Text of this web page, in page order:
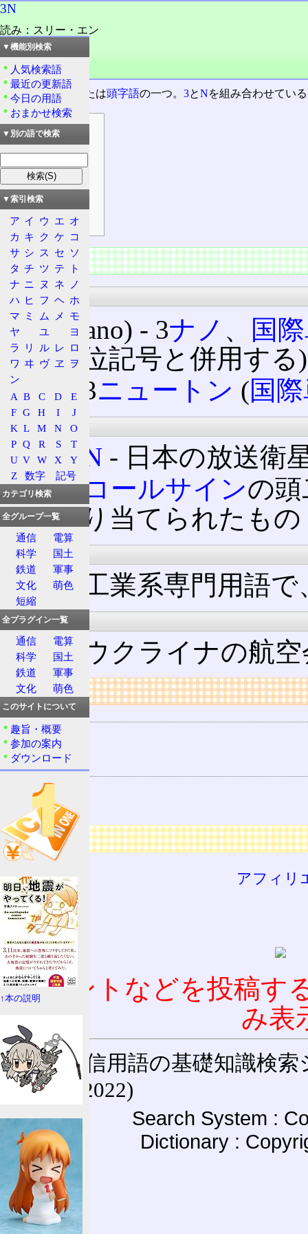
3N
読み：スリー・エン
読み：さん・エン
外語：3N
品詞：名詞
二文字の略語 または頭字語の一つ。3とNを組み合わせてい
目次
主な用途
科学
通信
技術・産業
運輸・交通
主な用途
科学
3n (nano) ‐ 3ナノ 、
国
の単位記号と併用する)
3N ‐ 3ニュートン (国
通信
BS-3N ‐ 日本の放送衛
3N ‐コールサインの
に割り当てられたもの
技術・産業
3N ‐ 工業系専門用語
運輸・交通
3N ‐ ウクライナの航
リンク
用語の所属
略語
頭字語
用語の所属
3M
3O
広告
アフィリ
コメントなどを投稿す
み表
通信用語の基礎知識検索
(27-May-2022)
Search System :
Dictionary :
▼機能別検索
人気検索語
最近の更新語
今日の用語
おまかせ検索
▼別の語で検索
▼索引検索
ア イ ウ エ オ
カ キ ク ケ コ
サ シ ス セ ソ
タ チ ツ テ
ト
ナ ニ ヌ ネ
ノ
ハ ヒ フ ヘ ホ
マ ミ ム メ
モ
ヤ
ユ
ヨ
ラ
リ ル レ ロ
ワ ヰ ヴ ヱ
ヲ
ン
A B C D
E
F G H I
J
K L M N
O
P Q R S
T
U V W X
Y
Z
数字 記号
カテゴリ検索
全グループ一覧
通信
電算
科学
国土
鉄道
軍事
文化
萌色
短縮
全プラグイン一覧
通信
電算
科学
国土
鉄道
軍事
文化
萌色
このサイトについて
趣旨・概要
参加の案内
ダウンロード
↑本の説明